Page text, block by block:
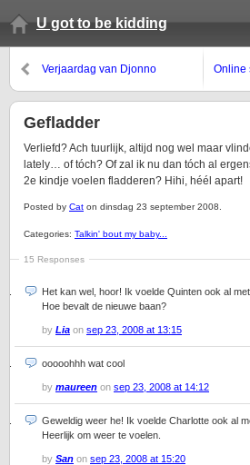
U got to be kidding
Verjaardag van Djonno
Online
Gefladder
Verliefd? Ach tuurlijk, altijd nog wel maar
lately… of tóch? Of zal ik nu dan tóch al
2e kindje voelen fladderen? Hihi, héél apart!
Posted by Cat on dinsdag 23 september 2008.
Categories: Talkin' bout my baby...
15 Responses
Het kan wel, hoor! Ik voelde Quinten ook al
Hoe bevalt de nieuwe baan?
by Lia on sep 23, 2008 at 13:15
ooooohhh wat cool
by maureen on sep 23, 2008 at 14:12
Geweldig weer he! Ik voelde Charlotte ook al
Heerlijk om weer te voelen.
by San on sep 23, 2008 at 15:20